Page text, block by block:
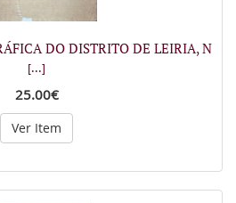
DO DISTRITO DE LEIRIA, N
[...]
25.00€
Ver Item